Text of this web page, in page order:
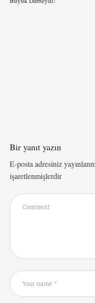
Bir yanıt yazın
E-posta adresiniz
işaretlenmişlerdir